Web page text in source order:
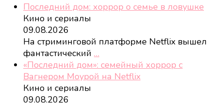
Последний дом: хоррор о семье в ловушке
Кино и сериалы
09.08.2026
На стриминговой платформе Netflix вышел
фантастический …
«Последний дом»: семейный хоррор с
Вагнером Моурой на Netflix
Кино и сериалы
09.08.2026